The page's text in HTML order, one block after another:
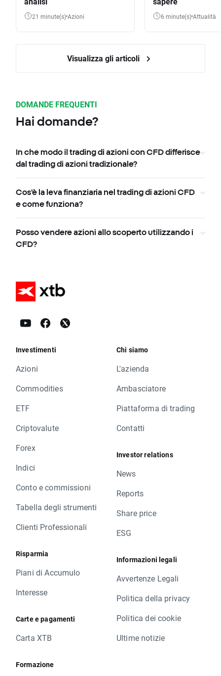
21 minute(s) Azioni 6 minute(s) Attualità
Visualizza gli articoli
DOMANDE FREQUENTI
Hai domande?
In che modo il trading di azioni con CFD differisce
dal trading di azioni tradizionale?
Cos'è la leva finanziaria nel trading di azioni CFD
e come funziona?
Posso vendere azioni allo scoperto utilizzando i
CFD?
Investimenti
Azioni
Commodities
ETF
Criptovalute
Forex
Indici
Conto e commissioni
Tabella degli strumenti
Clienti Professionali
Risparmia
Piani di Accumulo
Interesse
Carte e pagamenti
Carta XTB
Formazione
Chi siamo
L'azienda
Ambasciatore
Piattaforma di trading
Contatti
Investor relations
News
Reports
Share price
ESG
Informazioni legali
Avvertenze Legali
Politica della privacy
Politica dei cookie
Ultime notizie